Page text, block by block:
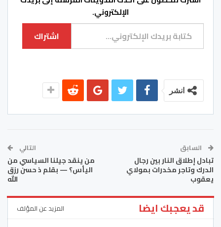
الإلكتروني.
كتابة بريدك الإلكتروني...
اشتراك
انشر
السابق
تبادل إطلاق النار بين رجال
الدرك وتاجر مخدرات بمولاي
يعقوب
التالي
من ينقد جيلنا السياسي من
اليأس؟ — بقلم ذ حسن رزق
الله
قد يعجبك ايضا المزيد عن المؤلف